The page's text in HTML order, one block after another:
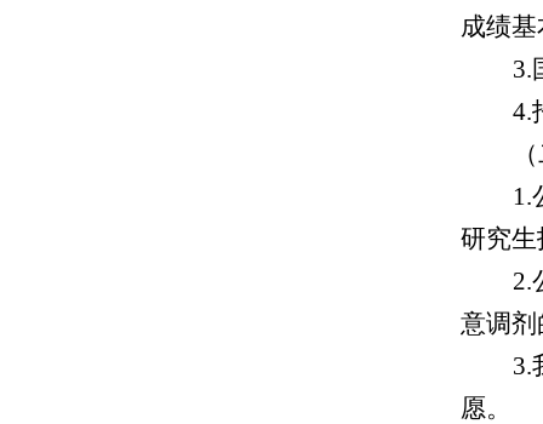
成绩
3.
4.
1.
研究生
2.
意调
3.
愿。